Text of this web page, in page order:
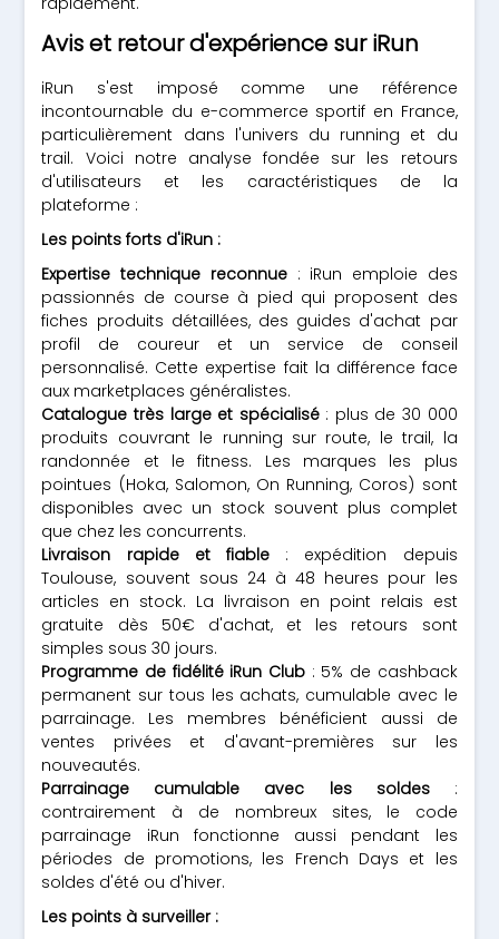
Avis et retour d'expérience sur iRun
iRun s'est imposé comme une référence
incontournable du e-commerce sportif en France,
particulièrement dans l'univers du running et du
trail. Voici notre analyse fondée sur les retours
d'utilisateurs et les caractéristiques de la
plateforme :
Les points forts d'iRun :
Expertise technique reconnue: iRun emploie des
passionnés de course à pied qui proposent des
fiches produits détaillées, des guides d'achat par
profil de coureur et un service de conseil
personnalisé. Cette expertise fait la différence face
aux marketplaces généralistes.
Catalogue très large et spécialisé: plus de 30 000
produits couvrant le running sur route, le trail, la
randonnée et le fitness. Les marques les plus
pointues (Hoka, Salomon, On Running, Coros) sont
disponibles avec un stock souvent plus complet
que chez les concurrents.
Livraison rapide et fiable : expédition depuis
Toulouse, souvent sous 24 à 48 heures pour les
articles en stock. La livraison en point relais est
gratuite dès 50€ d'achat, et les retours sont
simples sous 30 jours.
Programme de fidélité iRun Club : 5% de cashback
permanent sur tous les achats, cumulable avec le
parrainage. Les membres bénéficient aussi de
ventes privées et d'avant-premières sur les
nouveautés.
Parrainage cumulable avec les soldes:
contrairement à de nombreux sites, le code
parrainage iRun fonctionne aussi pendant les
périodes de promotions, les French Days et les
soldes d'été ou d'hiver.
Les points à surveiller :